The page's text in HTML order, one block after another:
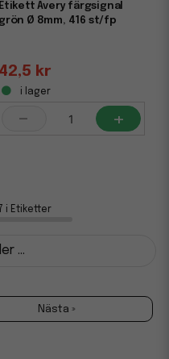
Etikett Avery färgsignal
grön Ø 8mm, 416 st/fp
42,5 kr
i lager
- +
i Etiketter
...
Nästa »